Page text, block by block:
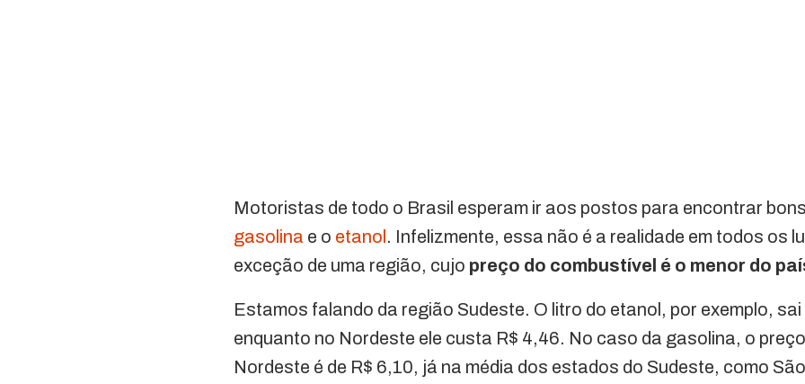
Motoristas de todo o Brasil esperam ir aos postos para encontrar
gasolina e o etanol. Infelizmente, essa não é a realidade em todos os
exceção de uma região, cujo preço do combustível é o menor do
Estamos falando da região Sudeste. O litro do etanol, por exemplo, sai
enquanto no Nordeste ele custa R$ 4,46. No caso da gasolina, o
Nordeste é de R$ 6,10, já na média dos estados do Sudeste, como